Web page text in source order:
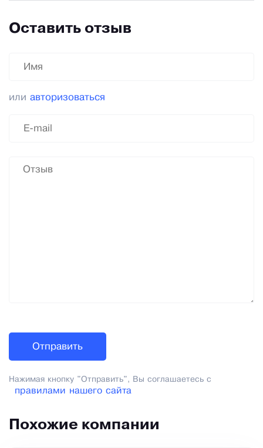
Оставить отзыв
или авторизоваться
Нажимая кнопку "Отправить", Вы соглашаетесь с
правилами нашего сайта
Похожие компании